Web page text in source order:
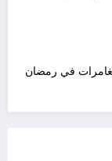
في رمضان